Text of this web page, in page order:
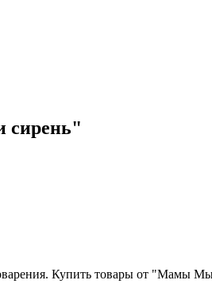
сирень"
Купить товары от "Мамы